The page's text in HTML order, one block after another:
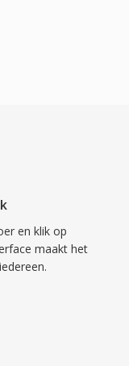
en klik op
maakt het